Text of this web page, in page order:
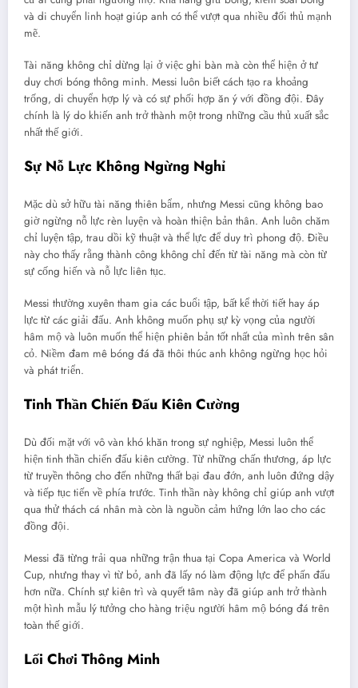
và di chuyển linh hoạt giúp anh có thể vượt qua nhiều đối thủ mạnh
mẽ.
Tài năng không chỉ dừng lại ở việc ghi bàn mà còn thể hiện ở tư
duy chơi bóng thông minh. Messi luôn biết cách tạo ra khoảng
trống, di chuyển hợp lý và có sự phối hợp ăn ý với đồng đội. Đây
chính là lý do khiến anh trở thành một trong những cầu thủ xuất sắc
nhất thế giới.
Sự Nỗ Lực Không Ngừng Nghỉ
Mặc dù sở hữu tài năng thiên bẩm, nhưng Messi cũng không bao
giờ ngừng nỗ lực rèn luyện và hoàn thiện bản thân. Anh luôn chăm
chỉ luyện tập, trau dồi kỹ thuật và thể lực để duy trì phong độ. Điều
này cho thấy rằng thành công không chỉ đến từ tài năng mà còn từ
sự cống hiến và nỗ lực liên tục.
Messi thường xuyên tham gia các buổi tập, bất kể thời tiết hay áp
lực từ các giải đấu. Anh không muốn phụ sự kỳ vọng của người
hâm mộ và luôn muốn thể hiện phiên bản tốt nhất của mình trên sân
cỏ. Niềm đam mê bóng đá đã thôi thúc anh không ngừng học hỏi
và phát triển.
Tinh Thần Chiến Đấu Kiên Cường
Dù đối mặt với vô vàn khó khăn trong sự nghiệp, Messi luôn thể
hiện tinh thần chiến đấu kiên cường. Từ những chấn thương, áp lực
từ truyền thông cho đến những thất bại đau đớn, anh luôn đứng dậy
và tiếp tục tiến về phía trước. Tinh thần này không chỉ giúp anh vượt
qua thử thách cá nhân mà còn là nguồn cảm hứng lớn lao cho các
đồng đội.
Messi đã từng trải qua những trận thua tại Copa America và World
Cup, nhưng thay vì từ bỏ, anh đã lấy nó làm động lực để phấn đấu
hơn nữa. Chính sự kiên trì và quyết tâm này đã giúp anh trở thành
một hình mẫu lý tưởng cho hàng triệu người hâm mộ bóng đá trên
toàn thế giới.
Lối Chơi Thông Minh